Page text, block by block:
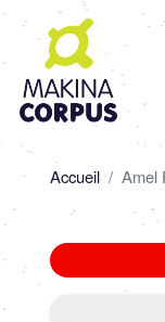
d'Ariane
Accueil Amel
Primary
tabs